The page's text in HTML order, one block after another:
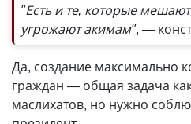
"Есть и те, которые
угрожают акимам", —
Да, создание максимально
граждан — общая задача
маслихатов, но нужно